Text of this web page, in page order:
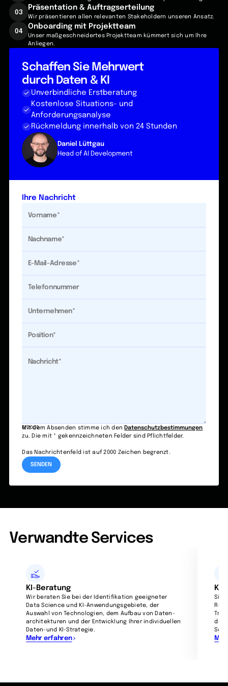
03
Präsentation & Auftragserteilung
Wir präsentieren allen relevanten Stakeholdern unseren Ansatz.
04
Onboarding mit Projektteam
Unser maßgeschneidertes Projektteam kümmert sich um Ihre
Anliegen.
Schaffen Sie Mehrwert
durch Daten & KI
Unverbindliche Erstberatung
Kostenlose Situations- und
Anforderungsanalyse
Rückmeldung innerhalb von 24 Stunden
Daniel Lüttgau
Head of AI Development
Ihre Nachricht
0/2000
Mit dem Absenden stimme ich den Datenschutzbestimmungen
zu. Die mit * gekennzeichneten Felder sind Pflichtfelder.
Das Nachrichtenfeld ist auf 2000 Zeichen begrenzt.
Verwandte Services
KI-Beratung
Wir beraten Sie bei der Identifikation geeigneter
Data Science und KI-Anwend­ungs­gebiete, der
Auswahl von Technologien, dem Aufbau von Daten­
architekturen und der Entwicklung Ihrer indi­vidu­ellen
Daten-und KI-Strategie.
Mehr erfahren
KI-
Sie
die